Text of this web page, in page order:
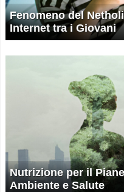
Fenomeno del
Internet tra i Giovani
Nutrizione per il
Ambiente e Salute